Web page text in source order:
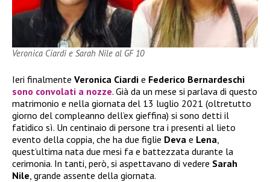
Veronica Ciardi e Sarah Nile al GF 10
Ieri finalmente Veronica Ciardi e Federico Bernardeschi
sono convolati a nozze. Già da un mese si parlava di questo
matrimonio e nella giornata del 13 luglio 2021 (oltretutto
giorno del compleanno dell’ex gieffina) si sono detti il
fatidico sì. Un centinaio di persone tra i presenti al lieto
evento della coppia, che ha due figlie Deva e Lena
quest’ultima nata due mesi fa e battezzata durante la
cerimonia. In tanti, però, si aspettavano di vedere Sarah
Nile , grande assente della giornata.